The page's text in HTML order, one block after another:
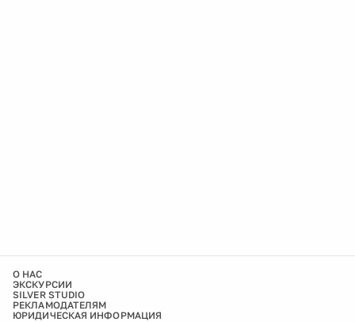
О НАС
ЭКСКУРСИИ
SILVER STUDIO
РЕКЛАМОДАТЕЛЯМ
ЮРИДИЧЕСКАЯ ИНФОРМАЦИЯ